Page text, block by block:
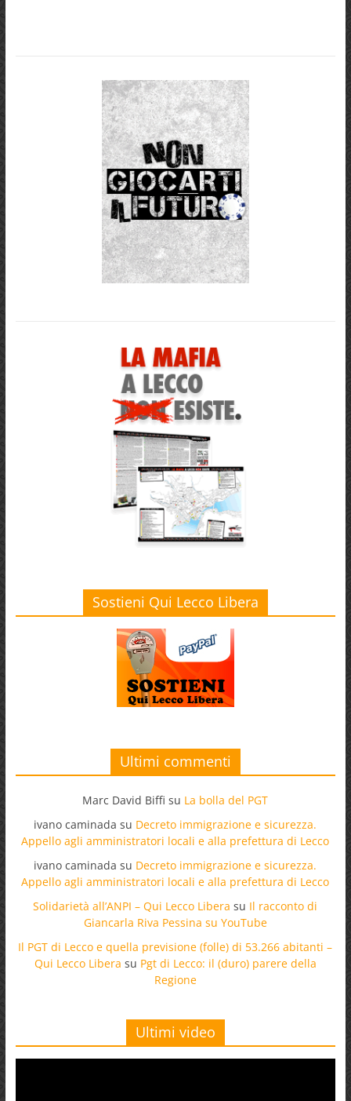
Sostieni Qui Lecco Libera
Ultimi commenti
Marc David Biffi su La bolla del PGT
ivano caminada su Decreto immigrazione e sicurezza.
Appello agli amministratori locali e alla prefettura di Lecco
ivano caminada su Decreto immigrazione e sicurezza.
Appello agli amministratori locali e alla prefettura di Lecco
Solidarietà all’ANPI – Qui Lecco Libera su Il racconto di
Giancarla Riva Pessina su YouTube
Il PGT di Lecco e quella previsione (folle) di 53.266 abitanti –
Qui Lecco Libera su Pgt di Lecco: il (duro) parere della
Regione
Ultimi video